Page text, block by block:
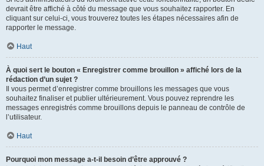
devrait être affiché à côté du message que vous souhaitez rapporter. En
cliquant sur celui-ci, vous trouverez toutes les étapes nécessaires afin de
rapporter le message.
Haut
À quoi sert le bouton « Enregistrer comme brouillon » affiché lors de la
rédaction d’un sujet ?
Il vous permet d’enregistrer comme brouillons les messages que vous
souhaitez finaliser et publier ultérieurement. Vous pouvez reprendre les
messages enregistrés comme brouillons depuis le panneau de contrôle de
l’utilisateur.
Haut
Pourquoi mon message a-t-il besoin d’être approuvé ?